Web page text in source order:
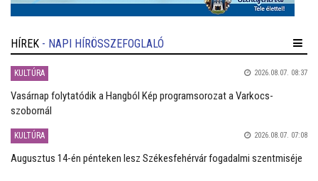
HÍREK - NAPI HÍRÖSSZEFOGLALÓ
KULTÚRA 2026.08.07. 08:37
Vasárnap folytatódik a Hangból Kép programsorozat a Varkocs-
szobornál
KULTÚRA 2026.08.07. 07:08
Augusztus 14-én pénteken lesz Székesfehérvár fogadalmi szentmiséje